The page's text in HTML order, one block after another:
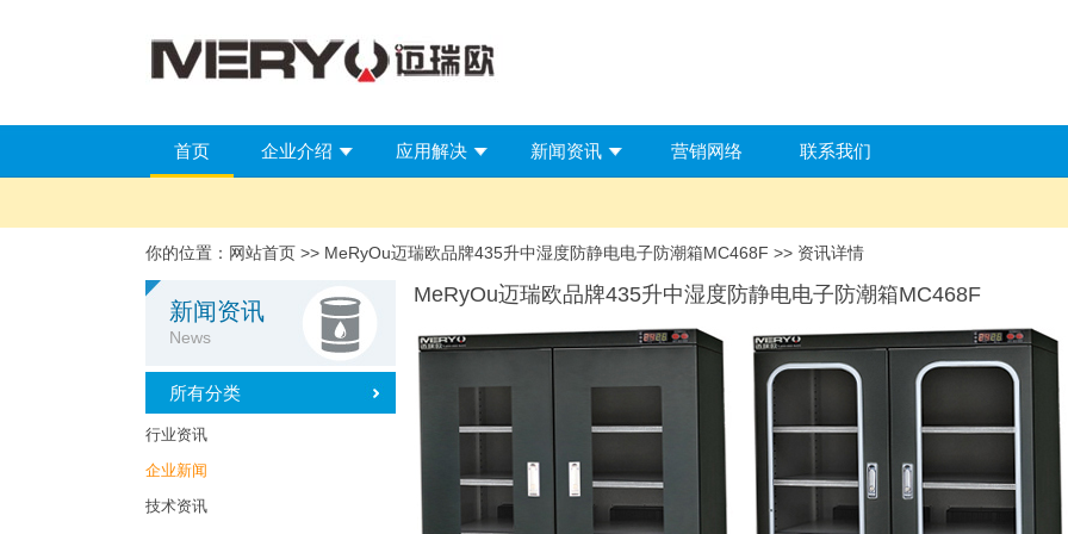
首页 企业介绍 应用解决 新闻资讯 营销网络 联系我们
你的位置： 网站首页 >> MeRyOu迈瑞欧品牌435升中湿度防静电电子防潮箱MC468F >> 资讯详情
新闻资讯
News
所有分类
行业资讯
企业新闻
技术资讯
MeRyOu迈瑞欧品牌435升中湿度防静电电子防潮箱MC468F